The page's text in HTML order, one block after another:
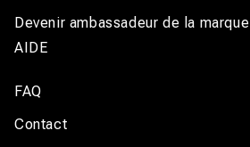
Devenir ambassadeur de la marque
AIDE
FAQ
Contact